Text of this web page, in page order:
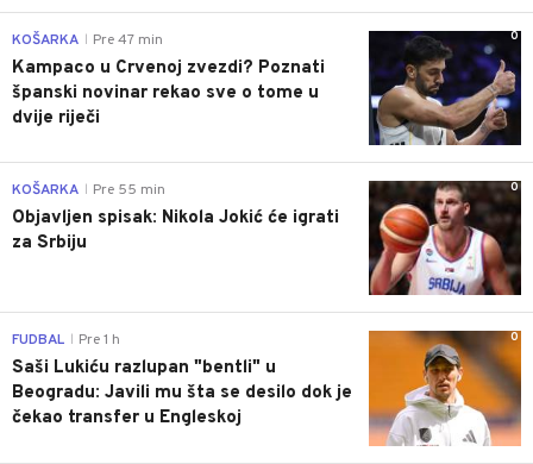
0
KOŠARKA Pre 47 min
Kampaco u Crvenoj zvezdi? Poznati
španski novinar rekao sve o tome u
dvije riječi
0
KOŠARKA Pre 55 min
Objavljen spisak: Nikola Jokić će igrati
za Srbiju
0
FUDBAL Pre 1 h
Saši Lukiću razlupan "bentli" u
Beogradu: Javili mu šta se desilo dok je
čekao transfer u Engleskoj